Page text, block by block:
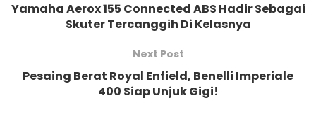
Yamaha Aerox 155 Connected ABS Hadir Sebagai
Skuter Tercanggih Di Kelasnya
Next Post
Pesaing Berat Royal Enfield, Benelli Imperiale
400 Siap Unjuk Gigi!